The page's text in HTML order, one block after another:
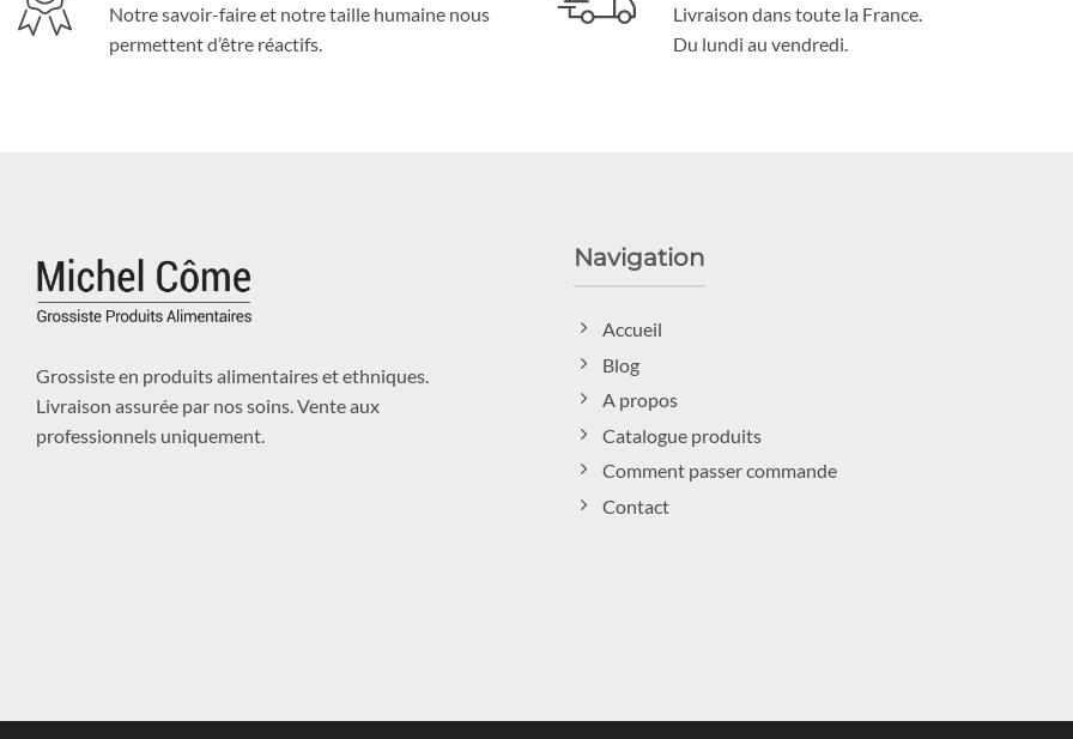
Notre savoir-faire et notre taille humaine nous
permettent d’être réactifs.
Livraison dans toute la France.
Du lundi au vendredi.
Grossiste en produits alimentaires et ethniques.
Livraison assurée par nos soins. Vente aux
professionnels uniquement.
Navigation
Accueil
Blog
A propos
Catalogue produits
Comment passer commande
Contact